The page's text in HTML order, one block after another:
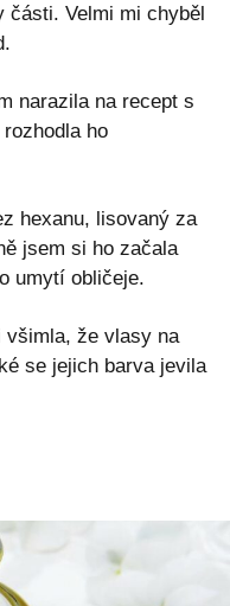
části. Velmi mi chyběl
narazila na recept s
ho
hexanu, lisovaný za
jsem si ho začala
umytí obličeje.
že vlasy na
se jejich barva jevila